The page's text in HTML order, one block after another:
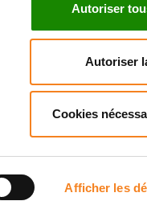
Afficher les
Autoriser
Autoriser
Cookies
DirectoryJoin us
Cookies management